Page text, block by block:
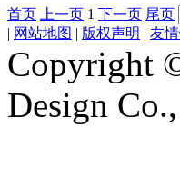
首页 上一页 1 下一页 尾页
| 网站地图 | 版权声明 | 友
Copyright
Design